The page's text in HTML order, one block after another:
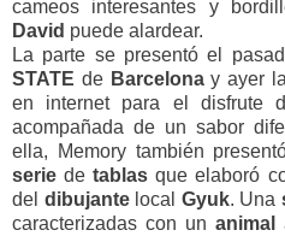
cameos interesantes y
David puede alardear.
La parte se presentó el
STATE de Barcelonay ayer
en internet para el disfrute
acompañada de un sabor
ella, Memory también
serie detablas que elaboró
del dibujantelocal Gyuk. Una
caracterizadas con un animal